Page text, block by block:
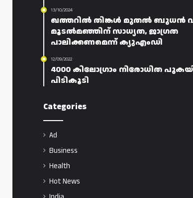
13/10/2024
ഖത്തറിൽ തിങ്കൾ മുതൽ ബുധൻ
മൂടൽമഞ്ഞിന് സാധ്യത, ജാഗ്രത
പാലിക്കണമെന്ന് ക്യുഎംഡി
12/09/2022
4000 കിലോഗ്രാം നിരോധിത
പിടികൂടി
Categories
Ad
Business
Health
Hot News